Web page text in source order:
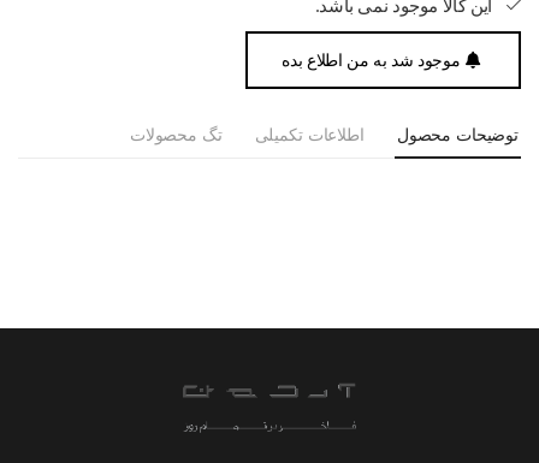
موجود شد به من اطلاع بده
توضیحات محصول اطلاعات تکمیلی تگ محصولات